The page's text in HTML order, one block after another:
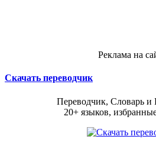
Реклама на
Скачать переводчик
Переводчик, Словарь и
20+ языков,